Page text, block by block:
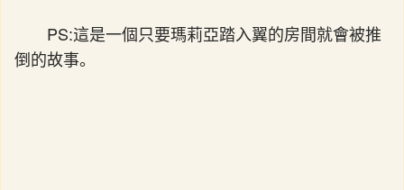
PS:這是一個只要瑪莉亞踏入翼的房間就會被推
倒的故事。